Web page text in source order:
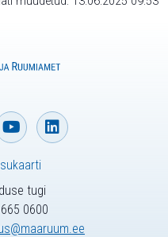
tugi
0600